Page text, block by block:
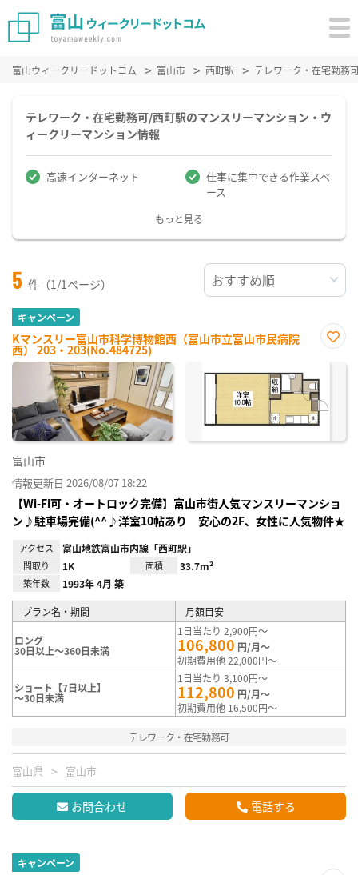
富山ウィークリードットコム 富山市 西町駅 テレワーク・在宅勤務
テレワーク・在宅勤務可/西町駅のマンスリーマンション・ウ
ィークリーマンション情報
高速インターネット
仕事に集中できる作業スペ
ース
もっと見る
5 件（1/1ページ）
キャンペーン
Kマンスリー富山市科学博物館西（富山市立富山市民病院
西） 203・203(No.484725)
に入
富山市
情報更新日 2026/08/07 18:22
【Wi-Fi可・オートロック完備】富山市街人気マンスリーマンショ
ン♪駐車場完備(^^♪洋室10帖あり 安心の2F、女性に人気物件★
アクセス 富山地鉄富山市内線「西町駅」
間取り 1K 面積 33.7m²
築年数 1993年 4月 築
プラン名・期間 月額目安
ロング
30日以上～360日未満
1日当たり 2,900円～
106,800 円/月～
初期費用他 22,000円～
ショート【7日以上】
～30日未満
1日当たり 3,100円～
112,800 円/月～
初期費用他 16,500円～
テレワーク・在宅勤務可
富山県 富山市
お問合わせ 電話する
キャンペーン